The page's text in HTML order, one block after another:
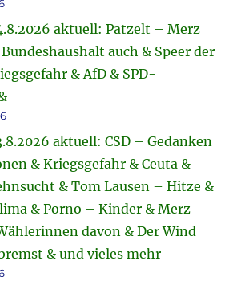
aktuell: Patzelt – Merz
auch & Speer der
& AfD & SPD-
aktuell: CSD – Gedanken
& Kriegsgefahr & Ceuta &
& Tom Lausen – Hitze &
& Porno – Kinder & Merz
davon & Der Wind
& und vieles mehr